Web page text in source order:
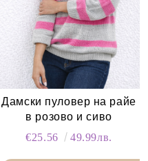
Дамски пуловер на райе
в розово и сиво
€25.56
49.99лв.